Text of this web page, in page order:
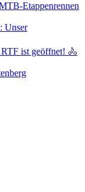
Etappenrennen
Unser
ist geöffnet! 🚴